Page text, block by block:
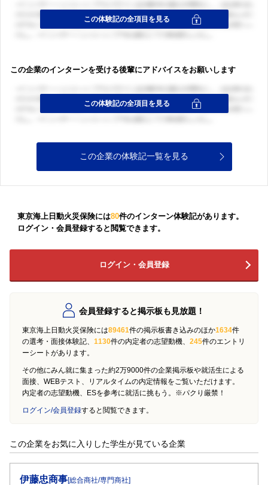
この企業のインターンを受ける後輩にアドバイスをお願いします
この企業の体験記一覧を見る
東京海上日動火災保険には80件のインターン体験記があります。
ログイン・会員登録すると閲覧できます。
ログイン・会員登録
会員登録すると掲示板も見放題！
東京海上日動火災保険には89461件の掲示板書き込みのほか1634件
の選考・面接体験記、 1130件の内定者の志望動機、 245件のエントリ
ーシートがあります。
その他にみん就に集まった約2万9000件の企業掲示板や就活生による
面接、WEBテスト、リアルタイムの内定情報をご覧いただけます。
内定者の志望動機、ESを参考に就活に挑もう。※パクり厳禁！
ログイン/会員登録すると閲覧できます。
この企業をお気に入りした学生が見ている企業
伊藤忠商事[総合商社/専門商社]